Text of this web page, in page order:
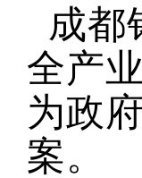
成都
全产
为政
案。